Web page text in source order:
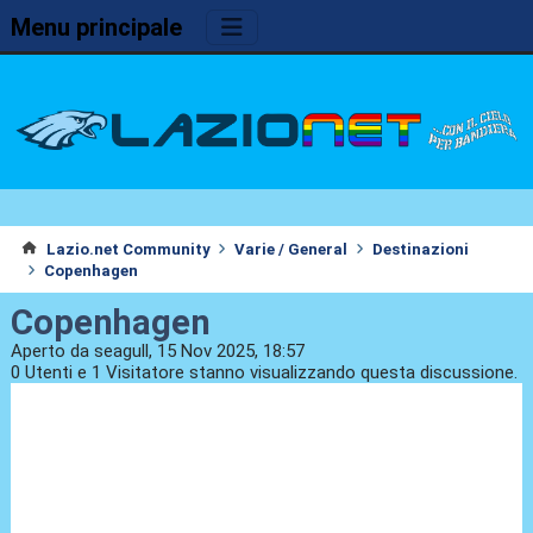
Menu principale
Lazio.net Community Varie / General
Destinazioni
Copenhagen
Copenhagen
Aperto da seagull, 15 Nov 2025, 18:57
0 Utenti e 1 Visitatore stanno visualizzando questa discussione.